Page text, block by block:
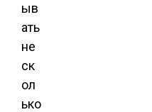
ыв
ать
не
ск
ол
ько